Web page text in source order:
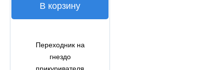
В корзину
Переходник на
гнездо
прикуривателя